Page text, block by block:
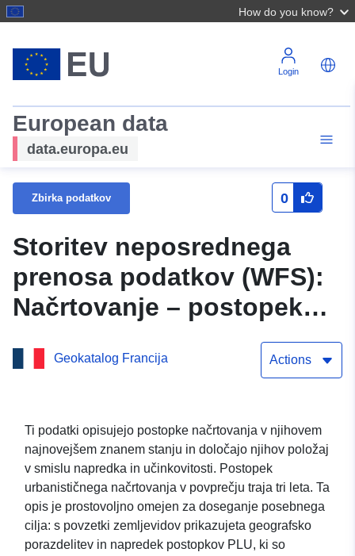
How do you know?
Login
European data
data.europa.eu
Zbirka podatkov 0
Storitev neposrednega
prenosa podatkov (WFS):
Načrtovanje – postopek
načrtovanja lokalnega
načrtovanja, prostorski
v Loir-et-Cher
Geokatalog Francija Actions
Ti podatki opisujejo postopke načrtovanja v njihovem
najnovejšem znanem stanju in določajo njihov položaj
v smislu napredka in učinkovitosti. Postopek
urbanističnega načrtovanja v povprečju traja tri leta. Ta
opis je prostovoljno omejen za doseganje posebnega
cilja: s povzetki zemljevidov prikazujeta geografsko
porazdelitev in napredek postopkov PLU, ki so